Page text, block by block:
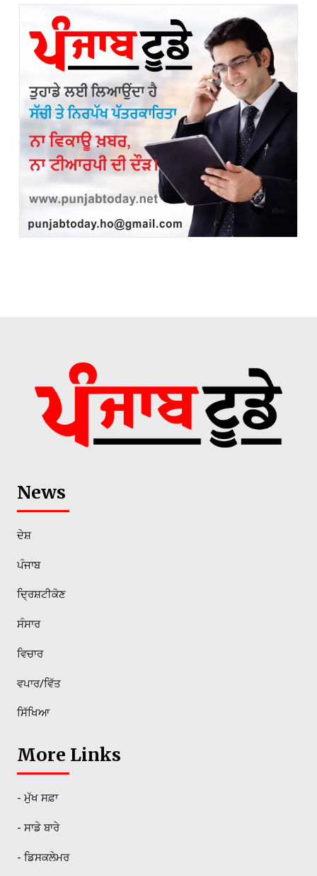
News
ਦੇਸ਼
ਪੰਜਾਬ
ਦ੍ਰਿਸ਼ਟੀਕੋਣ
ਸੰਸਾਰ
ਵਿਚਾਰ
ਵਪਾਰ/ਵਿੱਤ
ਸਿੱਖਿਆ
More Links
- ਮੁੱਖ ਸਫ਼ਾ
- ਸਾਡੇ ਬਾਰੇ
- ਡਿਸਕਲੇਮਰ